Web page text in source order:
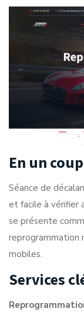
En un
Séance de
et facile à vérifier
se présente
reprogrammation
mobiles.
Services